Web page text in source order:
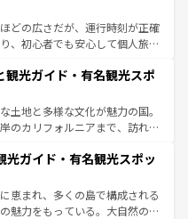
ほしい。 なお、新着の
覧を参照してほしい。
る。また、優雅なアフタヌーン
まらない英国パブ、サッカー観
きる体験も豊富。イギリスを旅
。
どの広さだが、運行時刻が正確
、初心者でも安心して個人旅行
、スイスならではのユニークな
光だけでなく町歩きも満喫する
が高いため物価も高いが、旅行
ービスもあり、うまく活用すれ
ツ一覧を参照してほしい。
観光ガイド・有名観光スポ
土地と多様な文化が魅力の国。
のカリフォルニアまで、訪れる
、ショッピング、エンターテイ
なスポットだ。一方、アメリカ
グランドキャニオンやイエロー
絶景が堪能できる。さらに、南
光ガイド・有名観光スポッ
恵まれ、多くの島で構成される
魅力をもっている。大自然の神